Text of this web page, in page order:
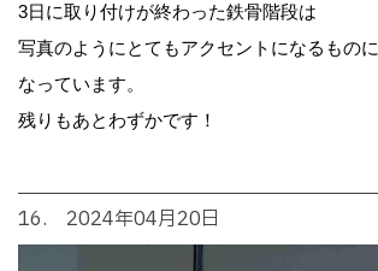
3日に取り付けが終わった鉄骨階段は
写真のようにとてもアクセントになるものに
なっています。
残りもあとわずかです！
16. 2024年04月20日